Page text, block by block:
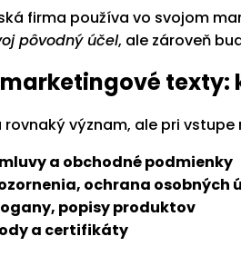
firma používa vo svojom
pôvodný účel, ale zároveň
rovnaký význam, ale pri
a obchodné podmienky
ochrana osobných
popisy produktov
a certifikáty